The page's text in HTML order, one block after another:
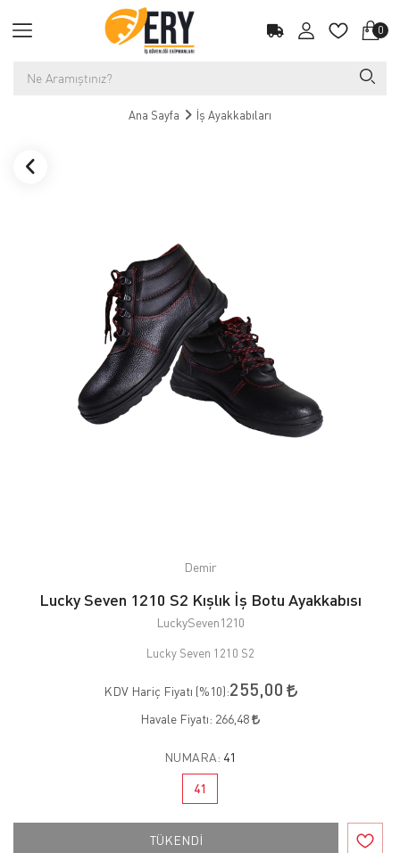
0
Ana Sayfa İş Ayakkabıları
Demir
Lucky Seven 1210 S2 Kışlık İş Botu Ayakkabısı
LuckySeven1210
Lucky Seven 1210 S2
KDV Hariç Fiyatı (%10):255,00
Havale Fiyatı: 266,48
NUMARA: 41
41
TÜKENDİ